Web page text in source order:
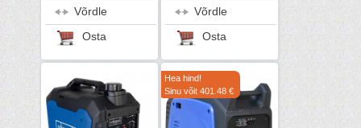
Võrdle
Osta
Võrdle
Osta
Hea hind!
Sinu võit 401.48 €